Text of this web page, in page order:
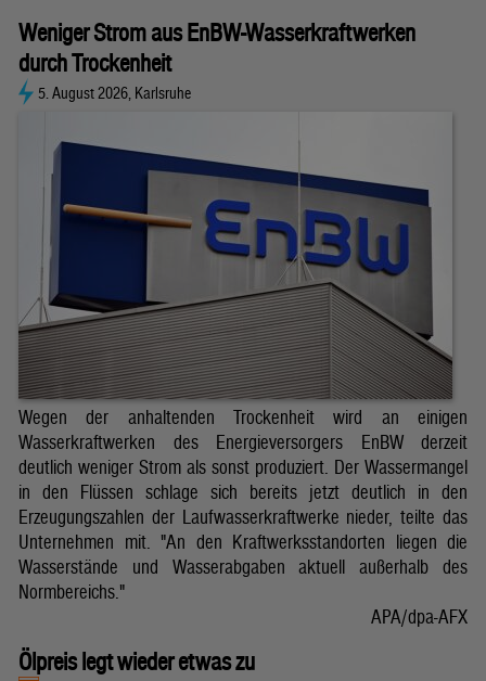
Weniger Strom aus EnBW-Wasserkraftwerken
durch Trockenheit
5. August 2026, Karlsruhe
Wegen der anhaltenden Trockenheit wird an einigen
Wasserkraftwerken des Energieversorgers EnBW derzeit
deutlich weniger Strom als sonst produziert. Der Wassermangel
in den Flüssen schlage sich bereits jetzt deutlich in den
Erzeugungszahlen der Laufwasserkraftwerke nieder, teilte das
Unternehmen mit. "An den Kraftwerksstandorten liegen die
Wasserstände und Wasserabgaben aktuell außerhalb des
Normbereichs."
APA/dpa-AFX
Ölpreis legt wieder etwas zu